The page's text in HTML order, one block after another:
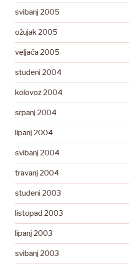
svibanj 2005
ožujak 2005
veljača 2005
studeni 2004
kolovoz 2004
srpanj 2004
lipanj 2004
svibanj 2004
travanj 2004
studeni 2003
listopad 2003
lipanj 2003
svibanj 2003